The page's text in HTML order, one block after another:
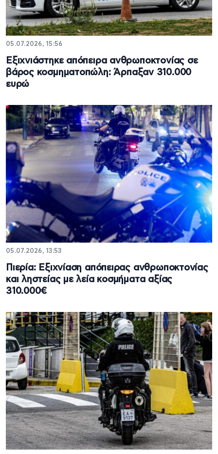
05.07.2026, 15:56
Εξιχνιάστηκε απόπειρα ανθρωποκτονίας σε
βάρος κοσμηματοπώλη: Άρπαξαν 310.000
ευρώ
05.07.2026, 13:53
Πιερία: Εξιχνίαση απόπειρας ανθρωποκτονίας
και ληστείας με λεία κοσμήματα αξίας
310.000€